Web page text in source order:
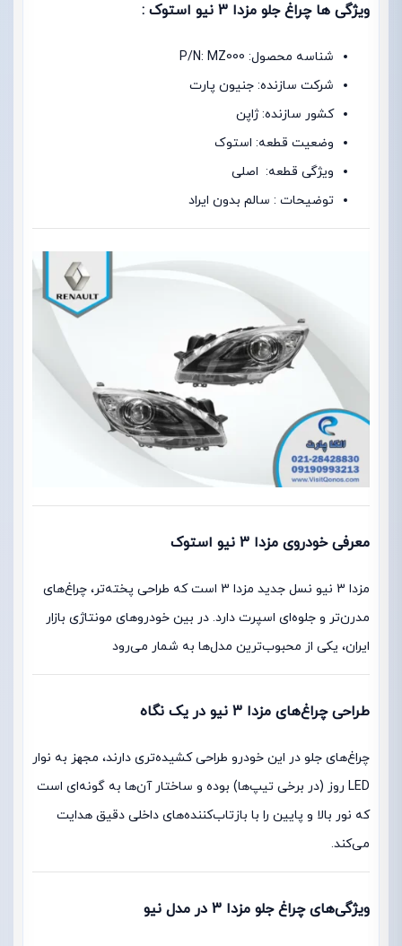
ویژگی ها چراغ جلو مزدا 3 نیو استوک :
شناسه محصول: P/N: MZ000
شرکت سازنده: جنیون پارت
کشور سازنده: ژاپن
وضعیت قطعه: استوک
ویژگی قطعه: اصلی
توضیحات : سالم بدون ایراد
معرفی خودروی مزدا 3 نیو استوک
مزدا 3 نیو نسل جدید مزدا 3 است که طراحی پخته‌تر، چراغ‌های
مدرن‌تر و جلوه‌ای اسپرت دارد. در بین خودروهای مونتاژی بازار
ایران، یکی از محبوب‌ترین مدل‌ها به شمار می‌رود
طراحی چراغ‌های مزدا 3 نیو در یک نگاه
چراغ‌های جلو در این خودرو طراحی کشیده‌تری دارند، مجهز به نوار
LED روز (در برخی تیپ‌ها) بوده و ساختار آن‌ها به گونه‌ای است
که نور بالا و پایین را با بازتاب‌کننده‌های داخلی دقیق هدایت
می‌کند.
ویژگی‌های چراغ جلو مزدا 3 در مدل نیو